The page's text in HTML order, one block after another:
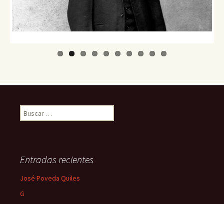
Buscar:
Entradas recientes
José Poveda Quiles
G